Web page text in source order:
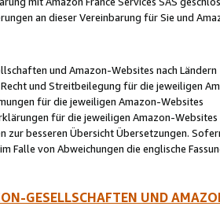
an dieser Vereinbarung für Sie und
und Amazon-Websites nach Ländern
und Streitbeilegung für die jeweiligen
für die jeweiligen Amazon-Websites
für die jeweiligen Amazon-Websites
zur besseren Übersicht Übersetzungen.
Falle von Abweichungen die englische
GESELLSCHAFTEN UND